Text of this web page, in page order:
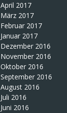
April 2017
März 2017
Februar 2017
Januar 2017
Dezember 2016
November 2016
Oktober 2016
September 2016
August 2016
Juli 2016
Juni 2016